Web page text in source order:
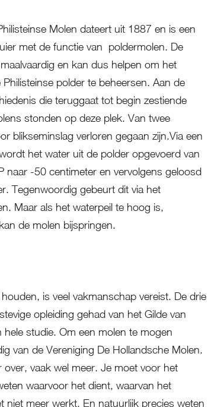
Molen dateert uit 1887 en is een
met de functie van poldermolen. De
en kan dus helpen om het
polder te beheersen. Aan de
die teruggaat tot begin zestiende
stonden op deze plek. Van twee
blikseminslag verloren gegaan zijn.Via een
het water uit de polder opgevoerd van
naar -50 centimeter en vervolgens geloosd
Tegenwoordig gebeurt dit via het
Maar als het waterpeil te hoog is,
de molen bijspringen.
is veel vakmanschap vereist. De drie
opleiding gehad van het Gilde van
studie. Om een molen te mogen
van de Vereniging De Hollandsche Molen.
over, vaak wel meer. Je moet voor het
waarvoor het dient, waarvan het
niet meer werkt. En natuurlijk precies weten